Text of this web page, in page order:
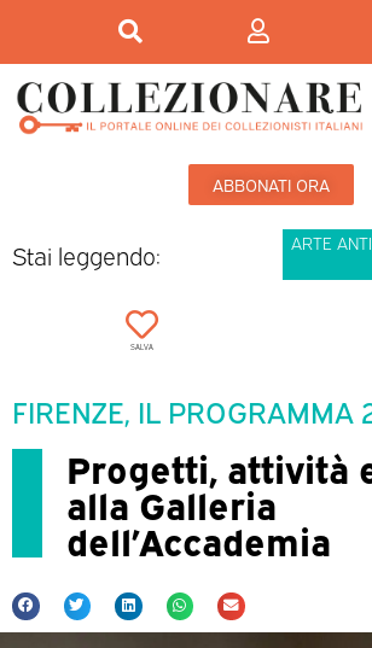
ABBONATI ORA
Stai leggendo: ARTE
SALVA
FIRENZE, IL PROGRAMMA
Progetti, attività
alla Galleria
dell’Accademia